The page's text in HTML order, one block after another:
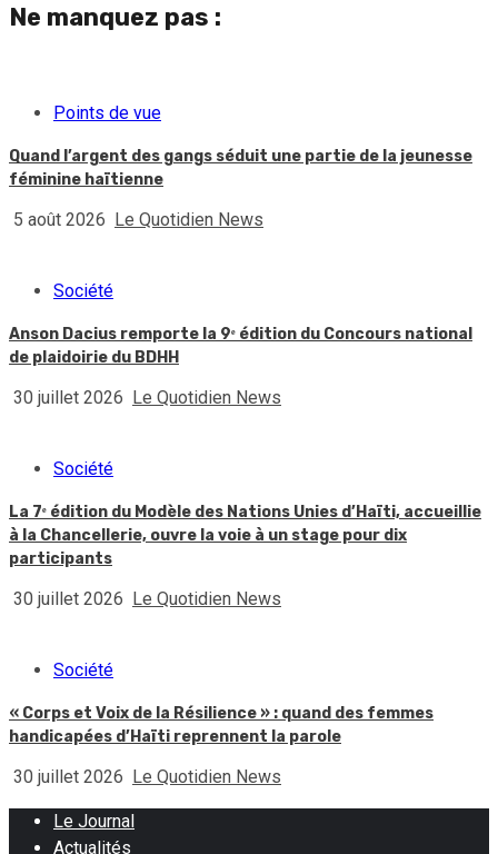
Ne manquez pas :
Points de vue
Quand l’argent des gangs séduit une partie de la jeunesse
féminine haïtienne
5 août 2026 Le Quotidien News
Société
Anson Dacius remporte la 9ᵉ édition du Concours national
de plaidoirie du BDHH
30 juillet 2026 Le Quotidien News
Société
La 7ᵉ édition du Modèle des Nations Unies d’Haïti, accueillie
à la Chancellerie, ouvre la voie à un stage pour dix
participants
30 juillet 2026 Le Quotidien News
Société
« Corps et Voix de la Résilience » : quand des femmes
handicapées d’Haïti reprennent la parole
30 juillet 2026 Le Quotidien News
Le Journal
Actualités